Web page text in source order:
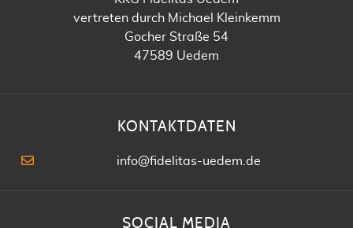
vertreten durch Michael Kleinkemm
Gocher Straße 54
47589 Uedem
KONTAKTDATEN
info@fidelitas-uedem.de
SOCIAL MEDIA